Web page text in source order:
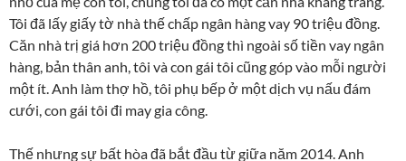
Tôi đã lấy giấy tờ nhà thế chấp ngân hàng vay 90 triệu đồng.
Căn nhà trị giá hơn 200 triệu đồng thì ngoài số tiền vay ngân
hàng, bản thân anh, tôi và con gái tôi cũng góp vào mỗi người
một ít. Anh làm thợ hồ, tôi phụ bếp ở một dịch vụ nấu đám
cưới, con gái tôi đi may gia công.
Thế nhưng sự bất hòa đã bắt đầu từ giữa năm 2014. Anh